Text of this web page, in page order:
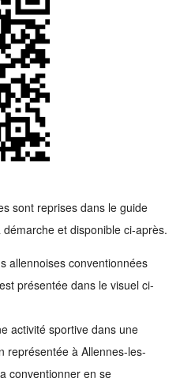
sont reprises dans le guide
et disponible ci-après.
allennoises conventionnées
présentée dans le visuel ci-
activité sportive dans une
représentée à Allennes-les-
conventionner en se